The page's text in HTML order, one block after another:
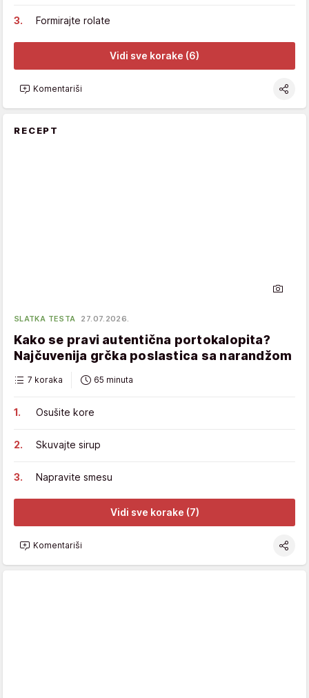
Formirajte rolate
Vidi sve korake (6)
Komentariši
RECEPT
SLATKA TESTA 27.07.2026.
Kako se pravi autentična portokalopita?
Najčuvenija grčka poslastica sa narandžom
7 koraka 65 minuta
Osušite kore
Skuvajte sirup
Napravite smesu
Vidi sve korake (7)
Komentariši